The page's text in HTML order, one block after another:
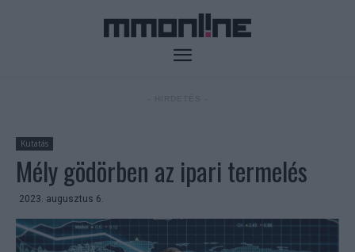
Kutatás
Mély gödörben az ipari termelés
2023. augusztus 6.